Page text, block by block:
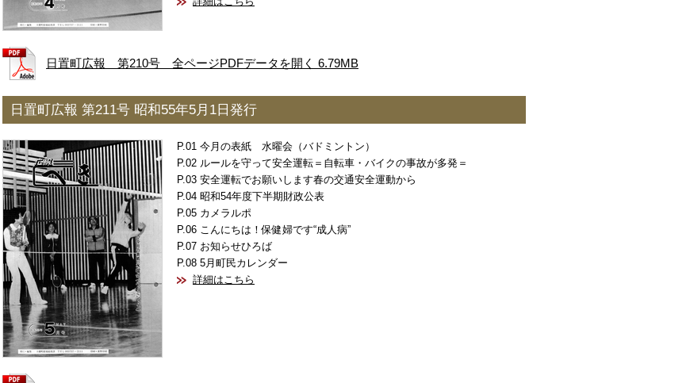
日置町広報 第210号 全ページPDFデータを開く 6.79MB
日置町広報 第211号 昭和55年5月1日発行
今月の表紙 水曜会（バドミントン）
ルールを守って安全運転＝自転車・バイクの事故が多発＝
安全運転でお願いします春の交通安全運動から
昭和54年度下半期財政公表
カメラルポ
こんにちは！保健婦です“成人病”
お知らせひろば
5月町民カレンダー
詳細はこちら